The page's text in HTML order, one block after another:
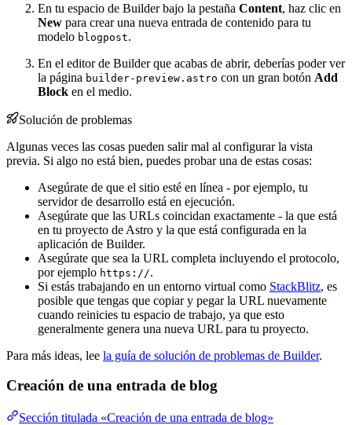
En tu espacio de Builder bajo la pestaña Content, haz clic en
New para crear una nueva entrada de contenido para tu
modelo blogpost.
En el editor de Builder que acabas de abrir, deberías poder ver
la página builder-preview.astro con un gran botón Add
Block en el medio.
Solución de problemas
Algunas veces las cosas pueden salir mal al configurar la vista
previa. Si algo no está bien, puedes probar una de estas cosas:
Asegúrate de que el sitio esté en línea - por ejemplo, tu
servidor de desarrollo está en ejecución.
Asegúrate que las URLs coincidan exactamente - la que está
en tu proyecto de Astro y la que está configurada en la
aplicación de Builder.
Asegúrate que sea la URL completa incluyendo el protocolo,
por ejemplo https://.
Si estás trabajando en un entorno virtual como StackBlitz, es
posible que tengas que copiar y pegar la URL nuevamente
cuando reinicies tu espacio de trabajo, ya que esto
generalmente genera una nueva URL para tu proyecto.
Para más ideas, lee la guía de solución de problemas de Builder.
Creación de una entrada de blog
Sección titulada «Creación de una entrada de blog»